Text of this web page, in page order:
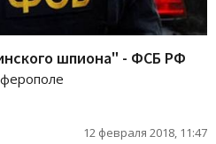
шпиона" - ФСБ РФ
12 февраля 2018, 11:47